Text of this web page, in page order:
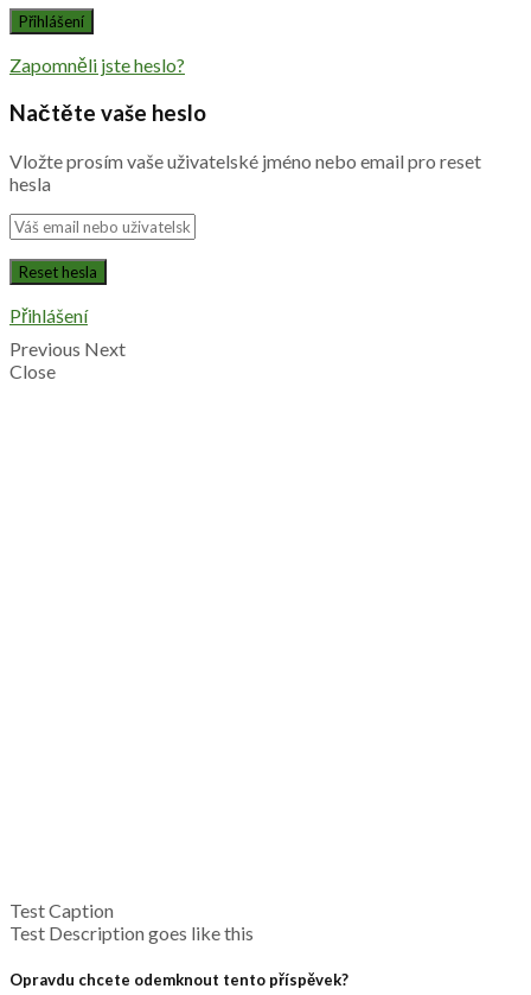
Zapomněli jste heslo?
Načtěte vaše heslo
Vložte prosím vaše uživatelské jméno nebo email pro reset
hesla
Přihlášení
Previous Next
Close
Test Caption
Test Description goes like this
Opravdu chcete odemknout tento příspěvek?